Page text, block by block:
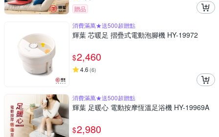
贈品
消費滿萬★送500超贈點
輝葉 芯暖足 摺疊式電動泡腳機 HY-19972
$2,460
4.6 (6)
消費滿萬★送500超贈點
輝葉 足暖心 電動按摩恆溫足浴機 HY-19969A
$2,980